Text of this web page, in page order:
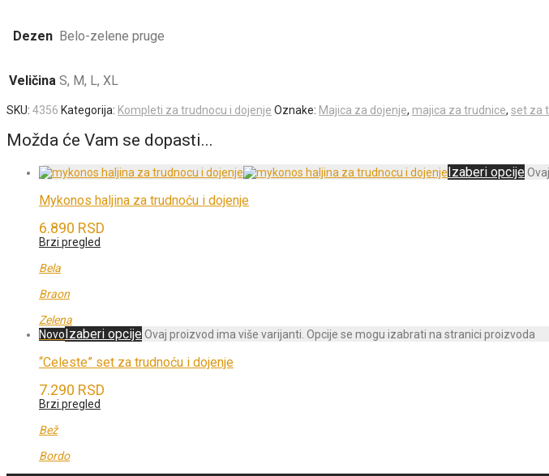
Dezen Belo-zelene pruge
Veličina S, M, L, XL
SKU: 4356 Kategorija: Kompleti za trudnocu i dojenje Oznake: Majica za dojenje, majica za trudnice, set za
Možda će Vam se dopasti...
Izaberi opcije
Mykonos haljina za trudnoću i dojenje
6.890 RSD
Brzi pregled
Bela
Braon
Zelena
NovoIzaberi opcije Ovaj proizvod ima više varijanti. Opcije se mogu izabrati na stranici proizvoda
“Celeste” set za trudnoću i dojenje
7.290 RSD
Brzi pregled
Bež
Bordo